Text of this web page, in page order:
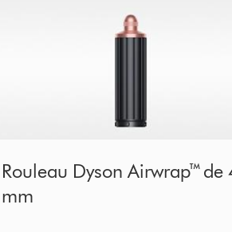
Rouleau
Dyson
Rouleau Dyson Airwrap™ de
mm